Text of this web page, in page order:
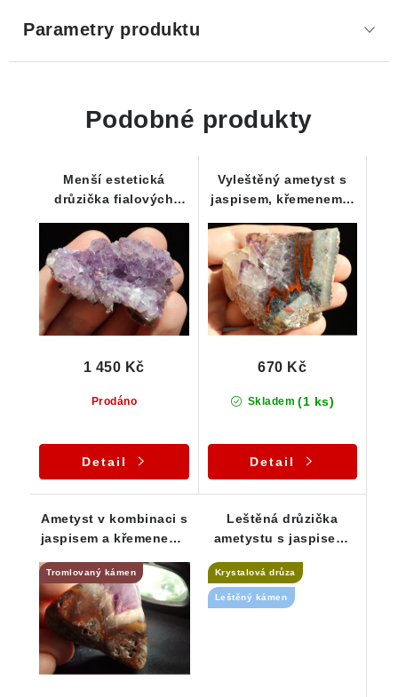
Parametry produktu
Podobné produkty
Menší estetická
drůzička fialových
Prodáno
1 450 Kč
Detail
Vyleštěný ametyst s
jaspisem, křemenem a
duha
Skladem (1 ks)
670 Kč
Detail
Ametyst v kombinaci s
jaspisem a křemenem -
Tromlovaný kámen
Leštěná drůzička
ametystu s jaspisem,
Krystalová drůza
Leštěný kámen